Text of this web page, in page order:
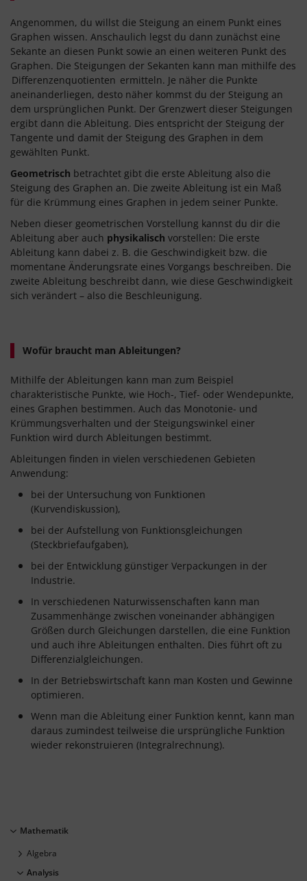
Angenommen, du willst die Steigung an einem Punkt eines
Graphen wissen. Anschaulich legst du dann zunächst eine
Sekante an diesen Punkt sowie an einen weiteren Punkt des
Graphen. Die Steigungen der Sekanten kann man mithilfe des
Differenzenquotienten ermitteln. Je näher die Punkte
aneinanderliegen, desto näher kommst du der Steigung an
dem ursprünglichen Punkt. Der Grenzwert dieser Steigungen
ergibt dann die Ableitung. Dies entspricht der Steigung der
Tangente und damit der Steigung des Graphen in dem
gewählten Punkt.
Geometrisch betrachtet gibt die erste Ableitung also die
Steigung des Graphen an. Die zweite Ableitung ist ein Maß
für die Krümmung eines Graphen in jedem seiner Punkte.
Neben dieser geometrischen Vorstellung kannst du dir die
Ableitung aber auch physikalisch vorstellen: Die erste
Ableitung kann dabei z. B. die Geschwindigkeit bzw. die
momentane Änderungsrate eines Vorgangs beschreiben. Die
zweite Ableitung beschreibt dann, wie diese Geschwindigkeit
sich verändert – also die Beschleunigung.
Wofür braucht man Ableitungen?
Mithilfe der Ableitungen kann man zum Beispiel
charakteristische Punkte, wie Hoch-, Tief- oder Wendepunkte,
eines Graphen bestimmen. Auch das Monotonie- und
Krümmungsverhalten und der Steigungswinkel einer
Funktion wird durch Ableitungen bestimmt.
Ableitungen finden in vielen verschiedenen Gebieten
Anwendung:
bei der Untersuchung von Funktionen
(Kurvendiskussion),
bei der Aufstellung von Funktionsgleichungen
(Steckbriefaufgaben),
bei der Entwicklung günstiger Verpackungen in der
Industrie.
In verschiedenen Naturwissenschaften kann man
Zusammenhänge zwischen voneinander abhängigen
Größen durch Gleichungen darstellen, die eine Funktion
und auch ihre Ableitungen enthalten. Dies führt oft zu
Differenzialgleichungen.
In der Betriebswirtschaft kann man Kosten und Gewinne
optimieren.
Wenn man die Ableitung einer Funktion kennt, kann man
daraus zumindest teilweise die ursprüngliche Funktion
wieder rekonstruieren (Integralrechnung).
Mathematik
Algebra
Analysis